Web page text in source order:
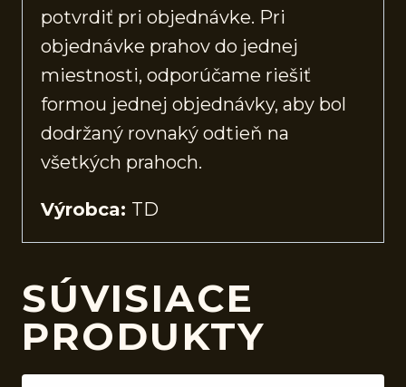
potvrdiť pri objednávke. Pri
objednávke prahov do jednej
miestnosti, odporúčame riešiť
formou jednej objednávky, aby bol
dodržaný rovnaký odtieň na
všetkých prahoch.
Výrobca: TD
SÚVISIACE
PRODUKTY